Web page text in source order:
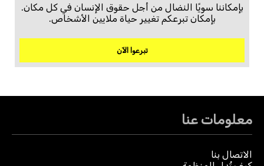
بإمكاننا سويًا النضال من أجل حقوق الإنسان في كل مكان.
بإمكان تبرعكم تغيير حياة ملايين الأشخاص.
تبرعوا الآن
معلومات عنا
الاتصال بنا